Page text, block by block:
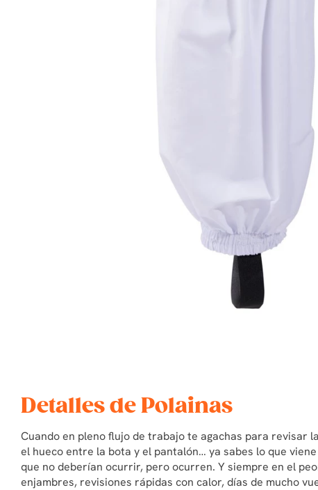
Detalles de Polainas
Cuando en pleno flujo de trabajo te agachas para revisar
el hueco entre la bota y el pantalón… ya sabes lo que
que no deberían ocurrir, pero ocurren. Y siempre en el
enjambres, revisiones rápidas con calor, días de mucho